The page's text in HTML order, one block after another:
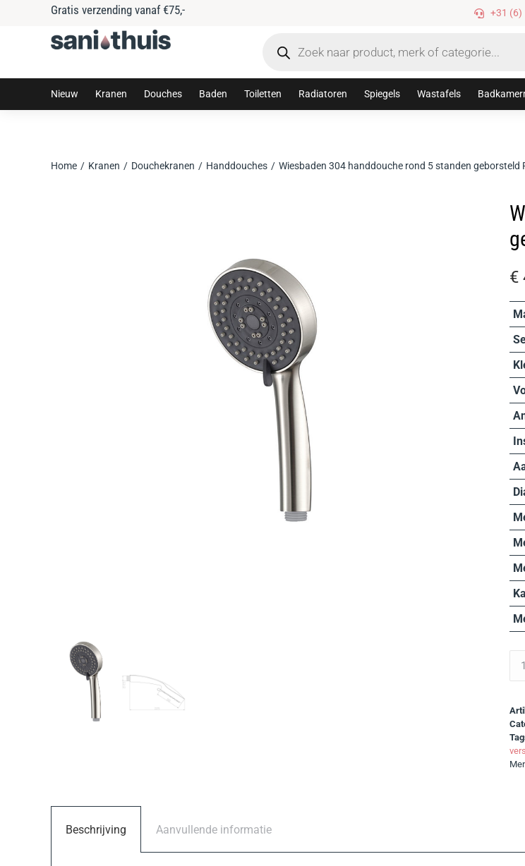
+31 (6)
Nieuw Kranen Douches Baden Toiletten Radiatoren Spiegels Wastafels
Je bent hier:
Home Kranen Douchekranen Handdouches Wiesbaden 304 handdouche rond 5 standen geborsteld
€
Beschrijving Aanvullende informatie